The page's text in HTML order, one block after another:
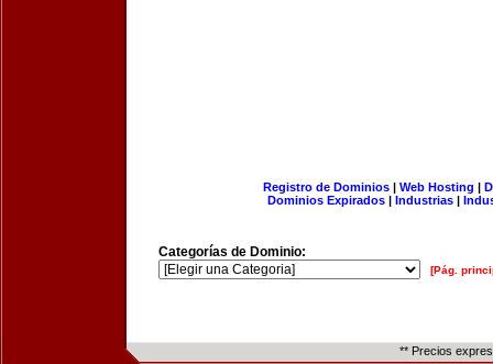
Registro de Dominios| Web Hosting |
Dominios Expirados | Industrias |
Categorías de Dominio:
[Pág.
** Precios